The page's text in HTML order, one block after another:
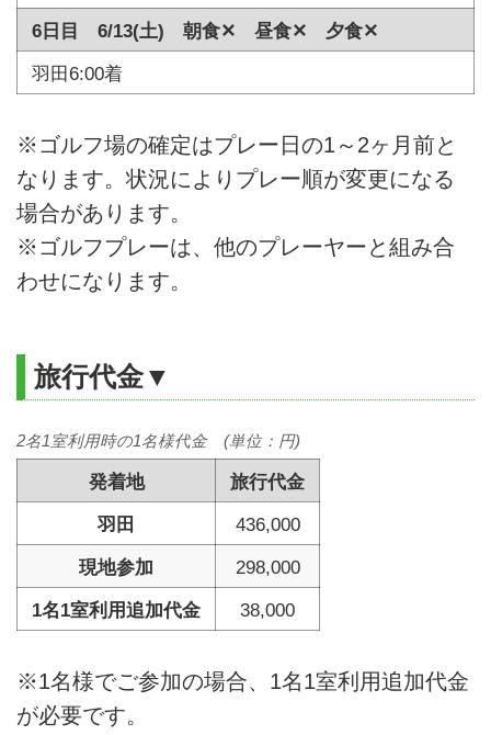
6日目 6/13(土) 朝食✕ 昼食✕ 夕食✕
羽田6:00着
※ゴルフ場の確定はプレー日の1～2ヶ月前と
なります。状況によりプレー順が変更になる
場合があります。
※ゴルフプレーは、他のプレーヤーと組み合
わせになります。
旅行代金▼
発着地
旅行代金
羽田
436,000
現地参加
298,000
1名1室利用追加代金
38,000
2名1室利用時の1名様代金 (単位：円)
※1名様でご参加の場合、1名1室利用追加代金
が必要です。